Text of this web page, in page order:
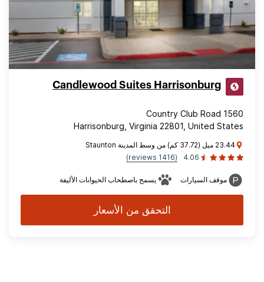
Candlewood Suites Harrisonburg
1560 Country Club Road
Harrisonburg, Virginia 22801, United States
23.44 ميل (37.72 كم) من وسط المدينة Staunton
4.06
(1416 reviews)
موقف السيارات يسمح باصطحاب الحيوانات الأليفة
التحقق من الأسعار